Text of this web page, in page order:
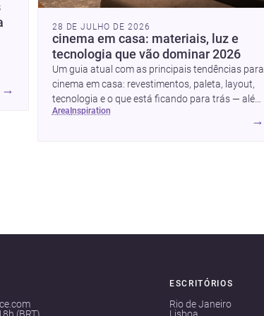
→
28 DE JULHO DE 2026
cinema em casa: materiais, luz e
tecnologia que vão dominar 2026
Um guia atual com as principais tendências para
cinema em casa: revestimentos, paleta, layout,
tecnologia e o que está ficando para trás — além
de ideias simples para atualizar sem reforma
area inspiration
→
ESCRITÓRIOS
Rio de Janeiro